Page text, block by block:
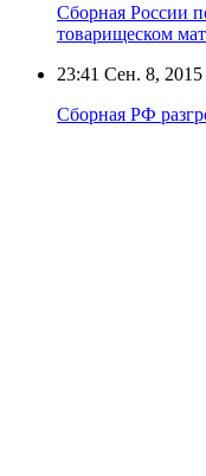
Сборная России
товарищеском
23:41 Сен. 8, 2015
Сборная РФ